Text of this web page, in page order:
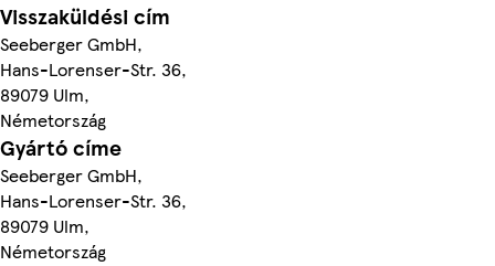
Visszaküldési cím
Seeberger GmbH,
Hans-Lorenser-Str. 36,
89079 Ulm,
Németország
Gyártó címe
Seeberger GmbH,
Hans-Lorenser-Str. 36,
89079 Ulm,
Németország